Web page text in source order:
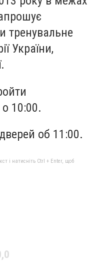
тренувальне
України,
10:00.
об 11:00.
і натисніть Ctrl + Enter, щоб